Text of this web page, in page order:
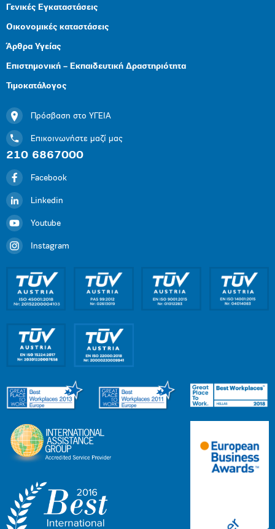
Γενικές Εγκαταστάσεις
Οικονομικές καταστάσεις
Άρθρα Υγείας
Επιστημονική – Εκπαιδευτική Δραστηριότητα
Τιμοκατάλογος
Πρόσβαση στο ΥΓΕΙΑ
Επικοινωνήστε μαζί μας
210 6867000
Facebook
Linkedin
Youtube
Instagram